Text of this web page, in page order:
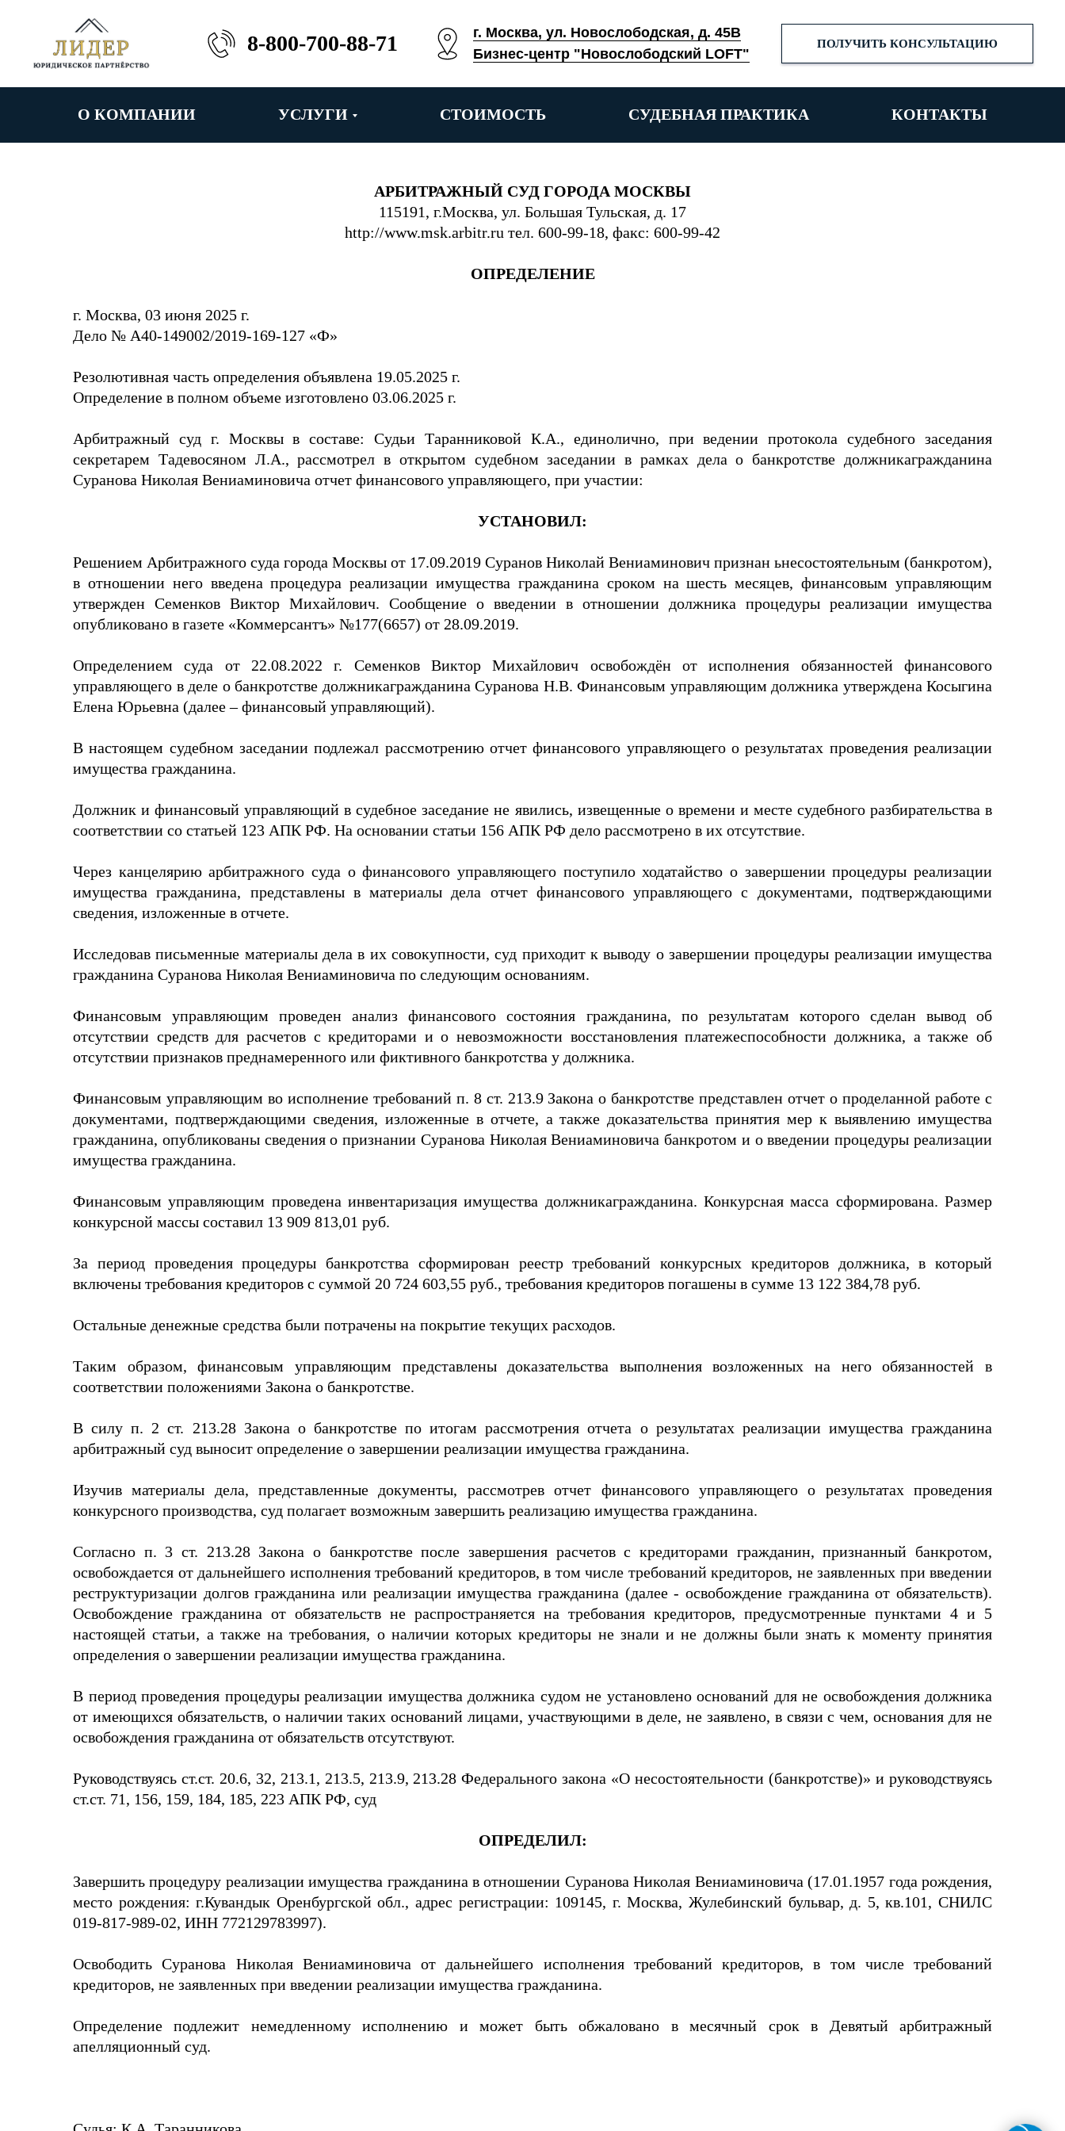
8-800-700-88-71
г. Москва, ул. Новослободская, д. 45В
Бизнес-центр "Новослободский LOFT"
ПОЛУЧИТЬ КОНСУЛЬТАЦИЮ
О КОМПАНИИ УСЛУГИ СТОИМОСТЬ СУДЕБНАЯ ПРАКТИКА КОНТАКТЫ
АРБИТРАЖНЫЙ СУД ГОРОДА МОСКВЫ
115191, г.Москва, ул. Большая Тульская, д. 17
http://www.msk.arbitr.ru тел. 600-99-18, факс: 600-99-42
ОПРЕДЕЛЕНИЕ
г. Москва, 03 июня 2025 г.
Дело № А40-149002/2019-169-127 «Ф»
Резолютивная часть определения объявлена 19.05.2025 г.
Определение в полном объеме изготовлено 03.06.2025 г.
Арбитражный суд г. Москвы в составе: Судьи Таранниковой К.А., единолично, при ведении протокола судебного заседания
секретарем Тадевосяном Л.А., рассмотрел в открытом судебном заседании в рамках дела о банкротстве должникагражданина
Суранова Николая Вениаминовича отчет финансового управляющего, при участии:
УСТАНОВИЛ:
Решением Арбитражного суда города Москвы от 17.09.2019 Суранов Николай Вениаминович признан ьнесостоятельным (банкротом),
в отношении него введена процедура реализации имущества гражданина сроком на шесть месяцев, финансовым управляющим
утвержден Семенков Виктор Михайлович. Сообщение о введении в отношении должника процедуры реализации имущества
опубликовано в газете «Коммерсантъ» №177(6657) от 28.09.2019.
Определением суда от 22.08.2022 г. Семенков Виктор Михайлович освобождён от исполнения обязанностей финансового
управляющего в деле о банкротстве должникагражданина Суранова Н.В. Финансовым управляющим должника утверждена Косыгина
Елена Юрьевна (далее – финансовый управляющий).
В настоящем судебном заседании подлежал рассмотрению отчет финансового управляющего о результатах проведения реализации
имущества гражданина.
Должник и финансовый управляющий в судебное заседание не явились, извещенные о времени и месте судебного разбирательства в
соответствии со статьей 123 АПК РФ. На основании статьи 156 АПК РФ дело рассмотрено в их отсутствие.
Через канцелярию арбитражного суда о финансового управляющего поступило ходатайство о завершении процедуры реализации
имущества гражданина, представлены в материалы дела отчет финансового управляющего с документами, подтверждающими
сведения, изложенные в отчете.
Исследовав письменные материалы дела в их совокупности, суд приходит к выводу о завершении процедуры реализации имущества
гражданина Суранова Николая Вениаминовича по следующим основаниям.
Финансовым управляющим проведен анализ финансового состояния гражданина, по результатам которого сделан вывод об
отсутствии средств для расчетов с кредиторами и о невозможности восстановления платежеспособности должника, а также об
отсутствии признаков преднамеренного или фиктивного банкротства у должника.
Финансовым управляющим во исполнение требований п. 8 ст. 213.9 Закона о банкротстве представлен отчет о проделанной работе с
документами, подтверждающими сведения, изложенные в отчете, а также доказательства принятия мер к выявлению имущества
гражданина, опубликованы сведения о признании Суранова Николая Вениаминовича банкротом и о введении процедуры реализации
имущества гражданина.
Финансовым управляющим проведена инвентаризация имущества должникагражданина. Конкурсная масса сформирована. Размер
конкурсной массы составил 13 909 813,01 руб.
За период проведения процедуры банкротства сформирован реестр требований конкурсных кредиторов должника, в который
включены требования кредиторов с суммой 20 724 603,55 руб., требования кредиторов погашены в сумме 13 122 384,78 руб.
Остальные денежные средства были потрачены на покрытие текущих расходов.
Таким образом, финансовым управляющим представлены доказательства выполнения возложенных на него обязанностей в
соответствии положениями Закона о банкротстве.
В силу п. 2 ст. 213.28 Закона о банкротстве по итогам рассмотрения отчета о результатах реализации имущества гражданина
арбитражный суд выносит определение о завершении реализации имущества гражданина.
Изучив материалы дела, представленные документы, рассмотрев отчет финансового управляющего о результатах проведения
конкурсного производства, суд полагает возможным завершить реализацию имущества гражданина.
Согласно п. 3 ст. 213.28 Закона о банкротстве после завершения расчетов с кредиторами гражданин, признанный банкротом,
освобождается от дальнейшего исполнения требований кредиторов, в том числе требований кредиторов, не заявленных при введении
реструктуризации долгов гражданина или реализации имущества гражданина (далее - освобождение гражданина от обязательств).
Освобождение гражданина от обязательств не распространяется на требования кредиторов, предусмотренные пунктами 4 и 5
настоящей статьи, а также на требования, о наличии которых кредиторы не знали и не должны были знать к моменту принятия
определения о завершении реализации имущества гражданина.
В период проведения процедуры реализации имущества должника судом не установлено оснований для не освобождения должника
от имеющихся обязательств, о наличии таких оснований лицами, участвующими в деле, не заявлено, в связи с чем, основания для не
освобождения гражданина от обязательств отсутствуют.
Руководствуясь ст.ст. 20.6, 32, 213.1, 213.5, 213.9, 213.28 Федерального закона «О несостоятельности (банкротстве)» и руководствуясь
ст.ст. 71, 156, 159, 184, 185, 223 АПК РФ, суд
ОПРЕДЕЛИЛ:
Завершить процедуру реализации имущества гражданина в отношении Суранова Николая Вениаминовича (17.01.1957 года рождения,
место рождения: г.Кувандык Оренбургской обл., адрес регистрации: 109145, г. Москва, Жулебинский бульвар, д. 5, кв.101, СНИЛС
019-817-989-02, ИНН 772129783997).
Освободить Суранова Николая Вениаминовича от дальнейшего исполнения требований кредиторов, в том числе требований
кредиторов, не заявленных при введении реализации имущества гражданина.
Определение подлежит немедленному исполнению и может быть обжаловано в месячный срок в Девятый арбитражный
апелляционный суд.